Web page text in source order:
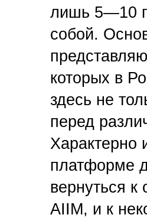
лишь 5—10
собой.
которых в
здесь не
перед
Характерно
платформе
вернуться
AIIM, и к